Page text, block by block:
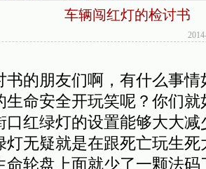
车辆闯红灯的检讨书
书的朋友们啊，有什么事
生命安全开玩笑呢？你们
口红绿灯的设置能够大大
灯无疑就是在跟死亡玩生
命轮盘上面就少了一颗法